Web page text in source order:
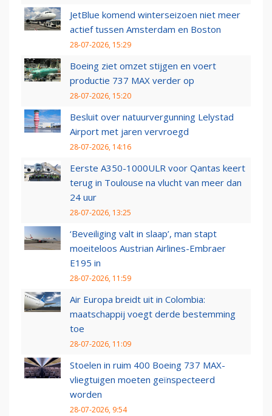
JetBlue komend winterseizoen niet meer
actief tussen Amsterdam en Boston
28-07-2026, 15:29
Boeing ziet omzet stijgen en voert
productie 737 MAX verder op
28-07-2026, 15:20
Besluit over natuurvergunning Lelystad
Airport met jaren vervroegd
28-07-2026, 14:16
Eerste A350-1000ULR voor Qantas keert
terug in Toulouse na vlucht van meer dan
24 uur
28-07-2026, 13:25
‘Beveiliging valt in slaap’, man stapt
moeiteloos Austrian Airlines-Embraer
E195 in
28-07-2026, 11:59
Air Europa breidt uit in Colombia:
maatschappij voegt derde bestemming
toe
28-07-2026, 11:09
Stoelen in ruim 400 Boeing 737 MAX-
vliegtuigen moeten geïnspecteerd
worden
28-07-2026, 9:54